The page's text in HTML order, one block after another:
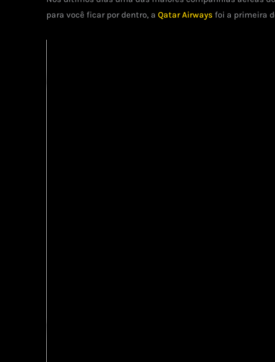
para você ficar por dentro, a Qatar Airways foi a primeira